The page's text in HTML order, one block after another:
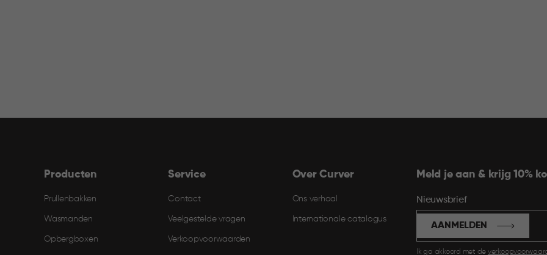
Producten
Prullenbakken
Wasmanden
Opbergboxen
Service
Contact
Veelgestelde vragen
Verkoopvoorwaarden
Over Curver
Ons verhaal
Internationale catalogus
Meld je aan & krijg 10%
Nieuwsbrief
Ik ga akkoord met de
AANMELDEN